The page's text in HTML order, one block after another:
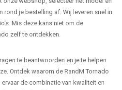
rond je bestelling af. Wij leveren snel in
Mis deze kans niet om de
zelf te ontdekken.
te beantwoorden en je te helpen
Ontdek waarom de RandM Tornado
ervaar de combinatie van kwaliteit en